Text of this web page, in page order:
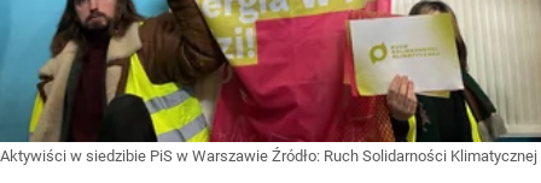
Aktywiści w siedzibie PiS w Warszawie Źródło: Ruch Solidarności Klimatycznej